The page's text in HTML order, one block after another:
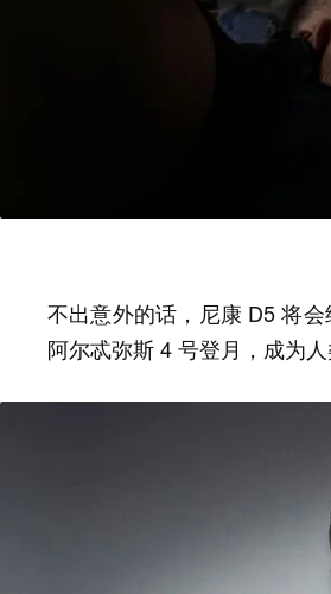
不出意外的话，尼康 D5 将
阿尔忒弥斯 4 号登月，成为